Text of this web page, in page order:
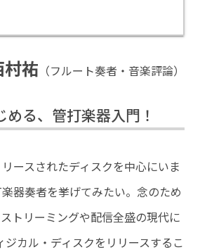
村祐 （フルート奏者・音楽評論）
る、管打楽器入門！
ースされたディスクを中心にいま
器奏者を挙げてみたい。念のため
トリーミングや配信全盛の現代に
ジカル・ディスクをリリースするこ